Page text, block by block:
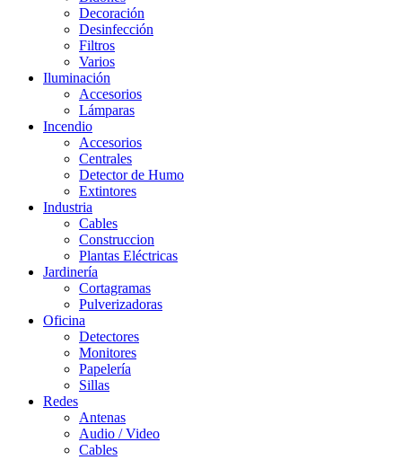
Decoración
Desinfección
Filtros
Varios
Iluminación
Accesorios
Lámparas
Incendio
Accesorios
Centrales
Detector de Humo
Extintores
Industria
Cables
Construccion
Plantas Eléctricas
Jardinería
Cortagramas
Pulverizadoras
Oficina
Detectores
Monitores
Papelería
Sillas
Redes
Antenas
Audio / Video
Cables